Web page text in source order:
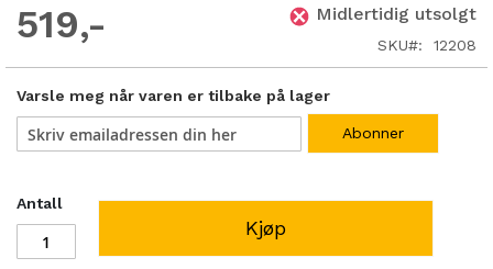
519 Midlertidig utsolgt
SKU 12208
Varsle meg når varen er tilbake på lager
Abonner
Antall
Kjøp